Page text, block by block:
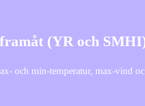
(YR och
och min-temperatur, max-vind